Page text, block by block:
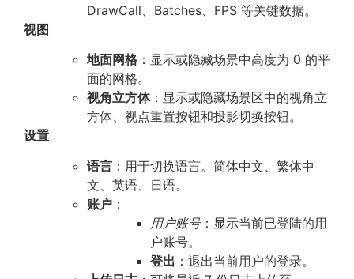
DrawCall、Batches、FPS 等关键数据。
视图
地面网格 ：显示或隐藏场景中高度为 0 的平
面的网格。
视角立方体：显示或隐藏场景区中的视角立
方体、视点重置按钮和投影切换按钮。
设置
语言 ：用于切换语言。简体中文、繁体中
文、英语、日语。
账户 ：
用户账号：显示当前已登陆的用
户账号。
登出 ：退出当前用户的登录。